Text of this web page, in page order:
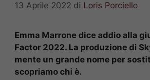
13 Aprile 2022 di Loris Porciello
Emma Marrone dice addio alla
Factor 2022. La produzione di
mente un grande nome per
scopriamo chi è.